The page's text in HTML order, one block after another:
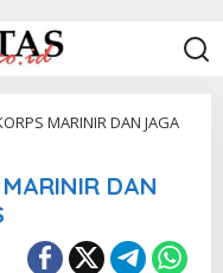
MARINIR DAN JAGA
DAN